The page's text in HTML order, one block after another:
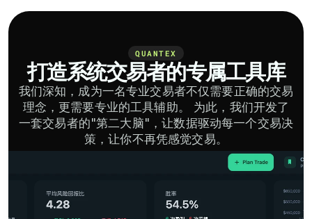
QUANTEX
打造系统交易者的专属工具库
我们深知，成为一名专业交易者不仅需要正确的交易
理念，更需要专业的工具辅助。 为此，我们开发了
一套交易者的"第二大脑"，让数据驱动每一个交易决
策，让你不再凭感觉交易。